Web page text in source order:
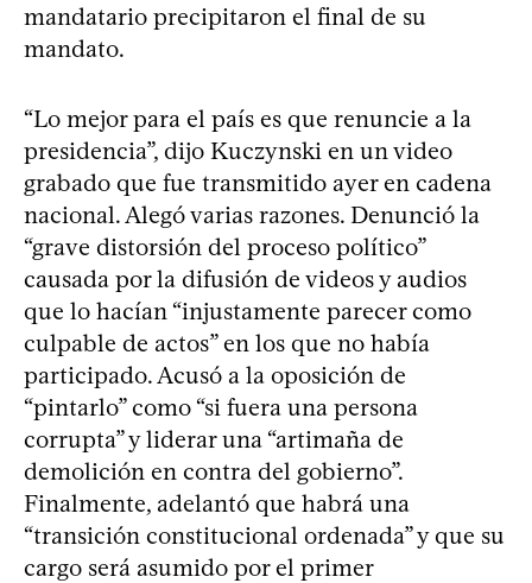
mandatario precipitaron el final de su
mandato.
“Lo mejor para el país es que renuncie a la
presidencia”, dijo Kuczynski en un video
grabado que fue transmitido ayer en cadena
nacional. Alegó varias razones. Denunció la
“grave distorsión del proceso político”
causada por la difusión de videos y audios
que lo hacían “injustamente parecer como
culpable de actos” en los que no había
participado. Acusó a la oposición de
“pintarlo” como “si fuera una persona
corrupta” y liderar una “artimaña de
demolición en contra del gobierno”.
Finalmente, adelantó que habrá una
“transición constitucional ordenada” y que su
cargo será asumido por el primer